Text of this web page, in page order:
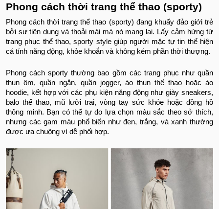
Phong cách thời trang thể thao (sporty)
Phong cách thời trang thể thao (sporty) đang khuấy đảo giới trẻ
bởi sự tiện dụng và thoải mái mà nó mang lại. Lấy cảm hứng từ
trang phục thể thao, sporty style giúp người mặc tự tin thể hiện
cá tính năng động, khỏe khoắn và không kém phần thời thượng.
Phong cách sporty thường bao gồm các trang phục như quần
thun ôm, quần ngắn, quần jogger, áo thun thể thao hoặc áo
hoodie, kết hợp với các phụ kiện năng động như giày sneakers,
balo thể thao, mũ lưỡi trai, vòng tay sức khỏe hoặc đồng hồ
thông minh. Bạn có thể tự do lựa chọn màu sắc theo sở thích,
nhưng các gam màu phổ biến như đen, trắng, và xanh thường
được ưa chuộng vì dễ phối hợp.